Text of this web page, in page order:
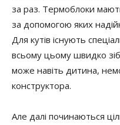
за раз. Термоблоки
за допомогою яких
Для кутів існують
всьому цьому швидко
може навіть дитина,
конструктора.
Але далі починаються